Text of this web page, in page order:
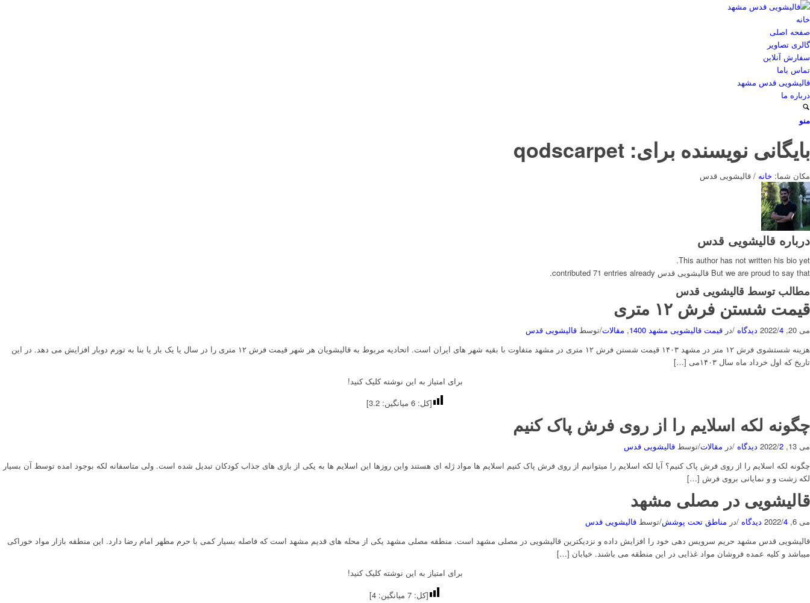
خانه
صفحه اصلی
گالری تصاویر
سفارش آنلاین
تماس باما
قالیشویی قدس مشهد
درباره ما
منو
بایگانی نویسنده برای: qodscarpet
مکان شما: خانه / قالیشویی قدس
درباره قالیشویی قدس
This author has not written his bio yet.
But we are proud to say that قالیشویی قدس
مطالب توسط قالیشویی قدس
قیمت شستن فرش ۱۲ متری
می 20, 2022 /4 دیدگاه /در قیمت قالیشویی مشهد 1400 , مقالات/توسط قالیشویی قدس
هزینه شستشوی فرش ۱۲ متر در مشهد ۱۴۰۳ قیمت شستن فرش ۱۲ متری در مشهد متفاوت با بقیه شهر های ایران است. اتحادیه مربوط به قالیشویان هر شهر قیمت فرش ۱۲ متری را در سال یا یک بار یا بنا به تورم دوبار افزایش می دهد. در این
تاریخ که اول خرداد ماه سال ۱۴۰۳می […]
برای امتیاز به این نوشته کلیک کنید!
[کل:6 میانگین:3.2
]
چگونه لکه اسلایم را از روی فرش پاک کنیم
می 13, 2022 /2 دیدگاه /در مقالات/توسط قالیشویی قدس
چگونه لکه اسلایم را از روی فرش پاک کنیم؟ آیا لکه اسلایم را میتوانیم از روی فرش پاک کنیم اسلایم ها مواد ژله ای هستند واین روزها این اسلایم ها به یکی از بازی های جذاب کودکان تبدیل شده است. ولی متاسفانه لکه بوجود امده توسط آن بسیار
لکه زشت و و نمایانی بروی فرش […]
قالیشویی در مصلی مشهد
می 6, 2022 /4 دیدگاه /در مناطق تحت پوشش/توسط قالیشویی قدس
قالیشویی قدس مشهد حریم سرویس دهی خود را افزایش داده و نزدیکترین قالیشویی در مصلی مشهد است. منطقه مصلی مشهد یکی از محله های قدیم مشهد است که فاصله بسیار کمی با حرم مطهر امام رضا دارد. این منطقه بازار مواد خوراکی
میباشد و کلیه عمده فروشان مواد غذایی در این منطقه می باشند. خیابان […]
برای امتیاز به این نوشته کلیک کنید!
[کل: 7 میانگین: 4
]